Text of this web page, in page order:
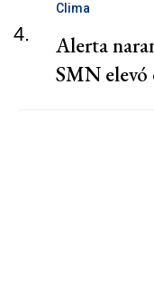
4.
Clima
Alerta
SMN